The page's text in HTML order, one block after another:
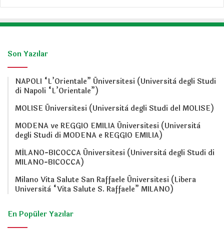
Son Yazılar
NAPOLI “L’Orientale” Üniversitesi (Università degli Studi
di Napoli “L’Orientale”)
MOLISE Üniversitesi (Università degli Studi del MOLISE)
MODENA ve REGGIO EMILIA Üniversitesi (Università
degli Studi di MODENA e REGGIO EMILIA)
MİLANO-BICOCCA Üniversitesi (Università degli Studi di
MILANO-BICOCCA)
Milano Vita Salute San Raffaele Üniversitesi (Libera
Università “Vita Salute S. Raffaele” MILANO)
En Popüler Yazılar